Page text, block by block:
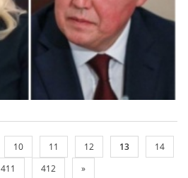
10 11 12 13
14
411 412 »